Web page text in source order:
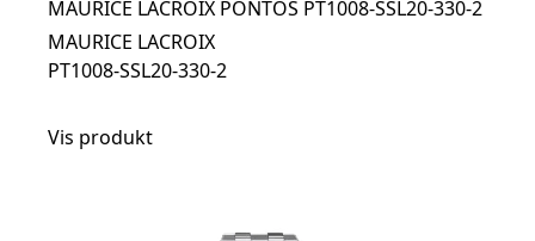
MAURICE LACROIX PONTOS PT1008-SSL20-330-2
MAURICE LACROIX
PT1008-SSL20-330-2
Vis produkt